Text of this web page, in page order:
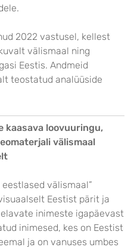
2022 vastusel, kellest
välismaal ning
Eestis. Andmeid
teostatud analüüside
kaasava loovuuringu,
välismaal
välismaal”
Eestist pärit ja
inimeste igapäevast
inimesed, kes on Eestist
ja on vanuses umbes